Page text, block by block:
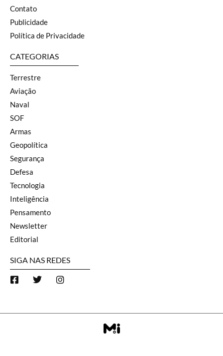
Contato
Publicidade
Política de Privacidade
CATEGORIAS
Terrestre
Aviação
Naval
SOF
Armas
Geopolítica
Segurança
Defesa
Tecnologia
Inteligência
Pensamento
Newsletter
Editorial
SIGA NAS REDES